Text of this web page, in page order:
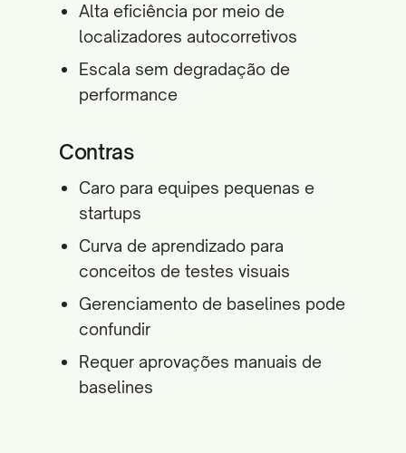
Alta eficiência por meio de
localizadores autocorretivos
Escala sem degradação de
performance
Contras
Caro para equipes pequenas e
startups
Curva de aprendizado para
conceitos de testes visuais
Gerenciamento de baselines pode
confundir
Requer aprovações manuais de
baselines